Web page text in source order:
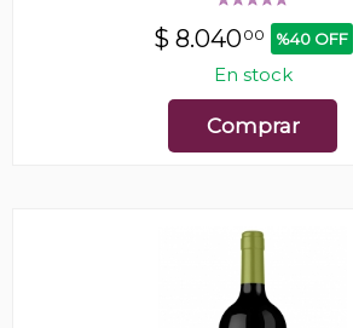
$ 8.04000 %40 OFF
En stock
Comprar